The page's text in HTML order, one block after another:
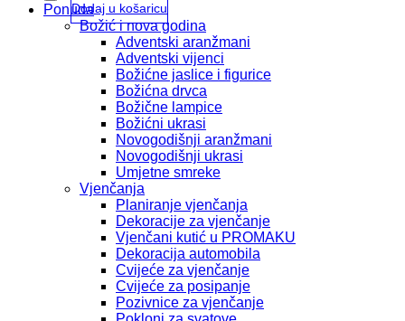
Dodaj u košaricu
Ponuda
Božić i nova godina
Adventski aranžmani
Adventski vijenci
Božićne jaslice i figurice
Božićna drvca
Božične lampice
Božićni ukrasi
Novogodišnji aranžmani
Novogodišnji ukrasi
Umjetne smreke
Vjenčanja
Planiranje vjenčanja
Dekoracije za vjenčanje
Vjenčani kutić u PROMAKU
Dekoracija automobila
Cvijeće za vjenčanje
Cvijeće za posipanje
Pozivnice za vjenčanje